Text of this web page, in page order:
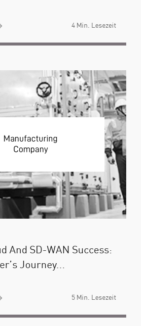
4 Min. Lesezeit
And SD-WAN Success:
Journey...
5 Min. Lesezeit